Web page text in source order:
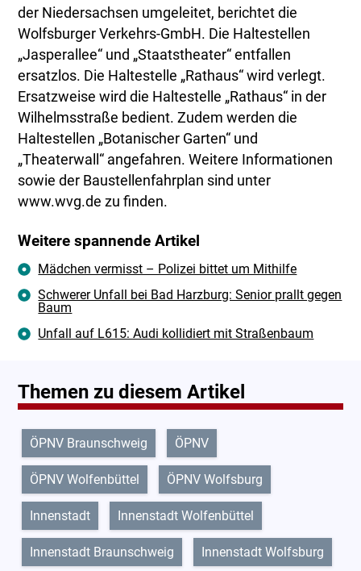
der Niedersachsen umgeleitet, berichtet die
Wolfsburger Verkehrs-GmbH. Die Haltestellen
„Jasperallee“ und „Staatstheater“ entfallen
ersatzlos. Die Haltestelle „Rathaus“ wird verlegt.
Ersatzweise wird die Haltestelle „Rathaus“ in der
Wilhelmsstraße bedient. Zudem werden die
Haltestellen „Botanischer Garten“ und
„Theaterwall“ angefahren. Weitere Informationen
sowie der Baustellenfahrplan sind unter
www.wvg.de zu finden.
Weitere spannende Artikel
Mädchen vermisst – Polizei bittet um Mithilfe
Schwerer Unfall bei Bad Harzburg: Senior prallt gegen
Baum
Unfall auf L615: Audi kollidiert mit Straßenbaum
Themen zu diesem Artikel
ÖPNV Braunschweig ÖPNV
ÖPNV Wolfenbüttel ÖPNV Wolfsburg
Innenstadt Innenstadt Wolfenbüttel
Innenstadt Braunschweig Innenstadt Wolfsburg